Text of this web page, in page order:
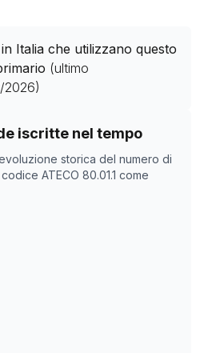
Italia che utilizzano questo
(ultimo
2026)
iscritte nel tempo
storica del numero di
ATECO 80.01.1 come
con codice ATECO
0